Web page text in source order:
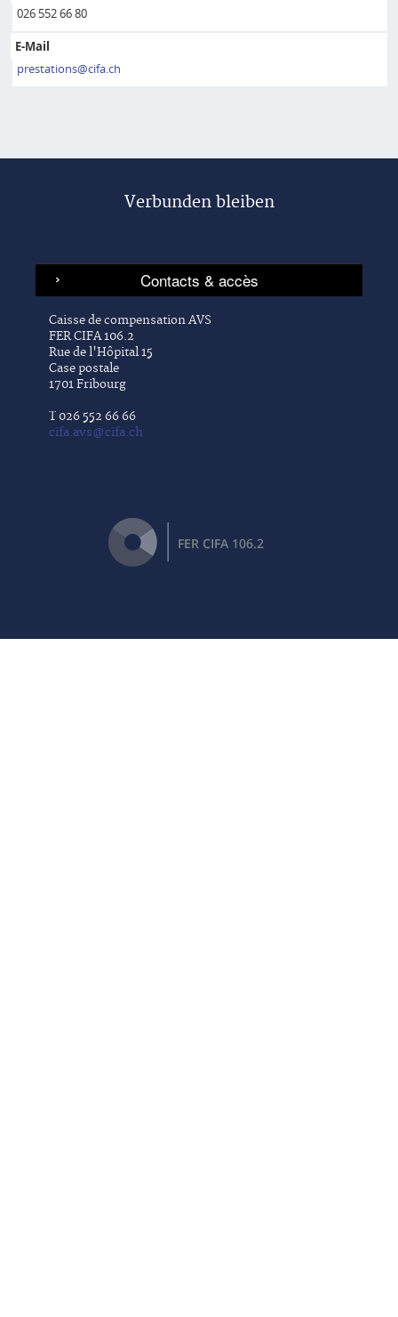
026 552 66 80
E-Mail
prestations@cifa.ch
Verbunden bleiben
Caisse de compensation AVS
FER CIFA 106.2
Rue de l'Hôpital 15
Case postale
1701 Fribourg
T 026 552 66 66
cifa.avs@cifa.ch